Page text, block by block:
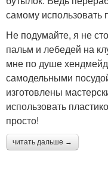
самому использовать
Не подумайте, я не
пальм и лебедей на
мне по душе
самодельными
изготовлены
использовать
просто!
читать дальше →